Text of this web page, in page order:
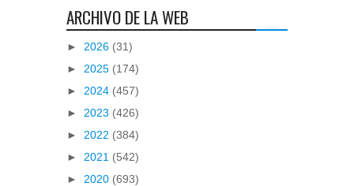
ARCHIVO DE LA WEB
► 2026 (31)
► 2025 (174)
► 2024 (457)
► 2023 (426)
► 2022 (384)
► 2021 (542)
► 2020 (693)